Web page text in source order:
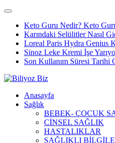
Keto Guru Nedir? Keto
Karındaki Selülitler Nasıl
Loreal Paris Hydra Genius
Sinoz Leke Kremi İşe
Son Kullanım Süresi Tarihi
Anasayfa
Sağlık
BEBEK- ÇOCUK
CİNSEL SAĞLIK
HASTALIKLAR
SAĞLIKLI